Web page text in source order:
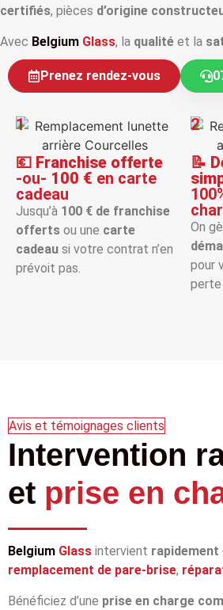
certifiés, pièces d’origine
Avec Belgium Glass, la qualité et la
Prenez rendez-vous
1
💶 Franchise offerte
-ou- 100 € en carte
cadeau
Jusqu’à 100 € de franchise
offerts ou une carte
cadeau si votre contrat n’en
prévoit pas.
2
📝
On
pour
perte
Avis et témoignages clients
Intervention
et prise en
Belgium Glass intervient rapidement
remplacement de pare‑brise,
Bénéficiez d’une prise en charge